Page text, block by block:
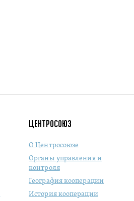
ЦЕНТРОСОЮЗ
О Центросоюзе
Органы управления и
контроля
География кооперации
История кооперации